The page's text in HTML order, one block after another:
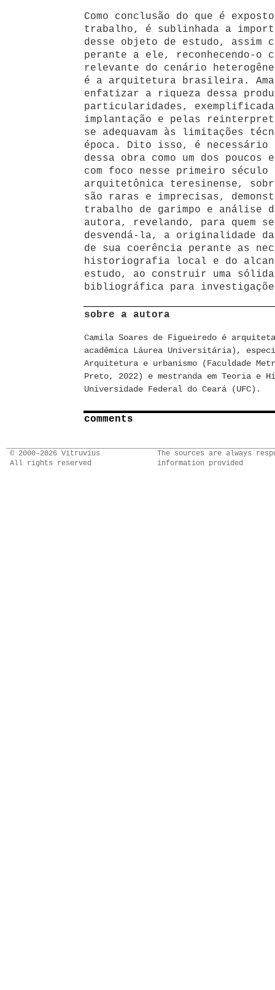
Como conclusão do que é
trabalho, é sublinhada a
desse objeto de estudo, assim
perante a ele, reconhecendo-o
relevante do cenário
é a arquitetura brasileira.
enfatizar a riqueza dessa
particularidades,
implantação e pelas
se adequavam às limitações
época. Dito isso, é
dessa obra como um dos poucos
com foco nesse primeiro
arquitetônica teresinense,
são raras e imprecisas,
trabalho de garimpo e análise
autora, revelando, para quem
desvendá-la, a originalidade
de sua coerência perante as
historiografia local e do
estudo, ao construir uma
bibliográfica para
sobre a autora
Camila Soares de Figueiredo é
acadêmica Láurea Universitária),
Arquitetura e urbanismo (Faculdade
Preto, 2022) e mestranda em Teoria e
Universidade Federal do Ceará (UFC).
comments
© 2000–2026 Vitruvius
All rights reserved
The sources are always
information provided